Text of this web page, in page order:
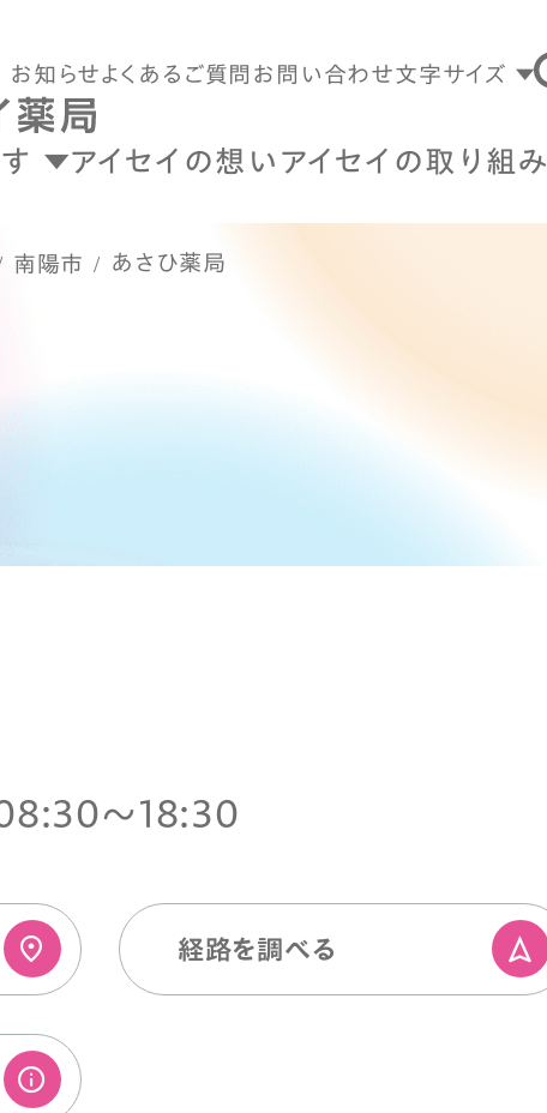
お知らせよくあるご質問 お問い合わせ文字サイズ
アイセイの想い アイセイの取り組み
南陽市 あさひ薬局
〜18:30
経路を調べる